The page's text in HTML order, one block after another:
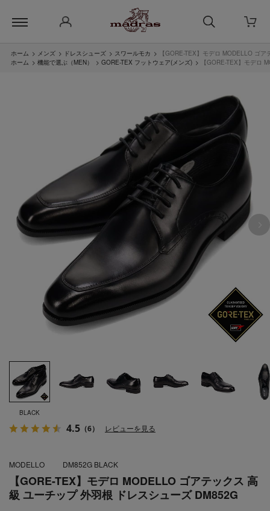
ホーム > メンズ > ドレスシューズ > スワールモカ >
【GORE-TEX】モデロ MODELLO ゴ
ホーム > 機能で選ぶ（MEN） > GORE-TEX フットウェア(メンズ) > 【GORE-TEX】モデロ
BLACK
【GORE-TEX】モデロ MODELLO ゴアテックス 高
級 ユーチップ 外羽根 ドレスシューズ DM852G
4.5 （6） レビューを見る
MODELLO DM852G BLACK